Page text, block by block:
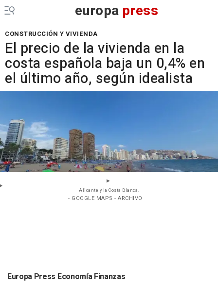
europa press
CONSTRUCCIÓN Y VIVIENDA
El precio de la vivienda en la
costa española baja un 0,4% en
el último año, según idealista
Alicante y la Costa Blanca.
- GOOGLE MAPS - ARCHIVO
Europa Press Economía Finanzas